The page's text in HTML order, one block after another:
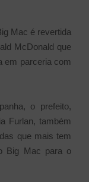
Mac é revertida
McDonald que
em parceria com
o prefeito,
Furlan, também
que mais tem
Big Mac para o